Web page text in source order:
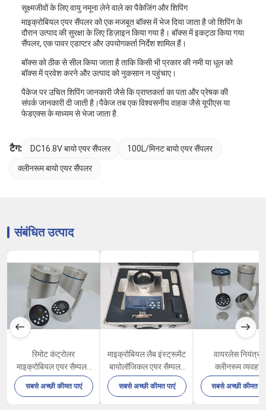
सूक्ष्मजीवों के लिए वायु नमूना लेने वाले का पैकेजिंग और शिपिंग
माइक्रोबियल एयर सैंपलर को एक मजबूत बॉक्स में भेज दिया जाता है जो शिपिंग के
दौरान उत्पाद की सुरक्षा के लिए डिज़ाइन किया गया है। बॉक्स में इकट्ठा किया गया
सैंपलर, एक पावर एडाप्टर और उपयोगकर्ता निर्देश शामिल हैं।
बॉक्स को ठीक से सील किया जाता है ताकि किसी भी प्रकार की नमी या धूल को
बॉक्स में प्रवेश करने और उत्पाद को नुकसान न पहुंचाए।
पैकेज पर उचित शिपिंग जानकारी जैसे कि प्राप्तकर्ता का पता और प्रेषक की
संपर्क जानकारी दी जाती है।पैकेज तब एक विश्वसनीय वाहक जैसे यूपीएस या
फेडएक्स के माध्यम से भेजा जाता है.
टैग: DC16.8V बायो एयर सैंपलर 100L/मिनट बायो एयर सैंपलर
क्लीनरूम बायो एयर सैंपलर
संबंधित उत्पाद
रिमोट कंट्रोलर
माइक्रोबियल एयर सैम्पलर
FKC-IB 100L/Min
सबसे अच्छी कीमत पाएं
माइक्रोबियल लैब इंस्ट्रूमेंट
बायोलॉजिकल एयर सैम्पलर
FKC-III
सबसे अच्छी कीमत पाएं
वायरलेस नियंत्रक
क्लीनरूम व्यवहार्य
माइक्रोबियल एयर
FKC-IB
सबसे अच्छी कीमत